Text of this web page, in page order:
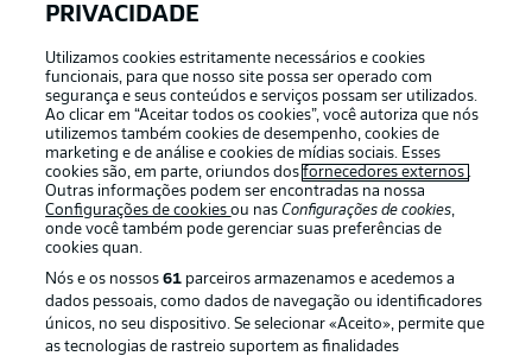
APLICATIVO DA BUNDESLIGA
Oferecido por
PRIVACIDADE
Utilizamos cookies estritamente necessários e cookies
funcionais, para que nosso site possa ser operado com
segurança e seus conteúdos e serviços possam ser utilizados.
Ao clicar em “Aceitar todos os cookies”, você autoriza que nós
utilizemos também cookies de desempenho, cookies de
marketing e de análise e cookies de mídias sociais. Esses
cookies são, em parte, oriundos dosfornecedores externos .
Outras informações podem ser encontradas na nossa
Configurações de cookiesou nasConfigurações de cookies,
onde você também pode gerenciar suas preferências de
cookies quan.
Nós e os nossos61 parceiros armazenamos e acedemos a
dados pessoais, como dados de navegação ou identificadores
únicos, no seu dispositivo. Se selecionar «Aceito», permite que
as tecnologias de rastreio suportem as finalidades